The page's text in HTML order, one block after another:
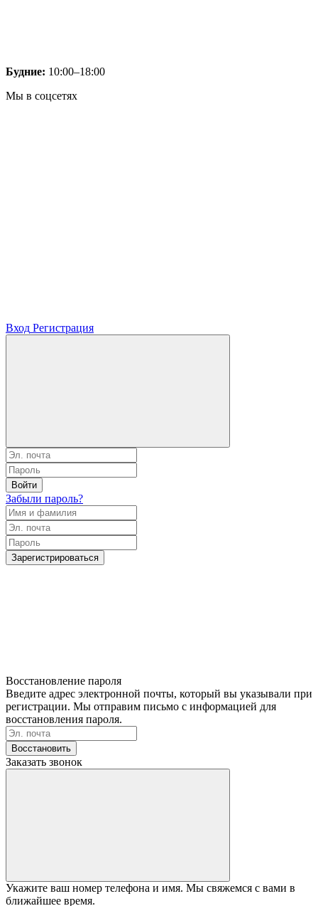
Будние: 10:00–18:00
Мы в соцсетях
Вход Регистрация
Войти
Забыли пароль?
Зарегистрироваться
Восстановление пароля
Введите адрес электронной почты, который вы указывали при
регистрации. Мы отправим письмо с информацией для
восстановления пароля.
Восстановить
Заказать звонок
Укажите ваш номер телефона и имя. Мы свяжемся с вами в
ближайшее время.